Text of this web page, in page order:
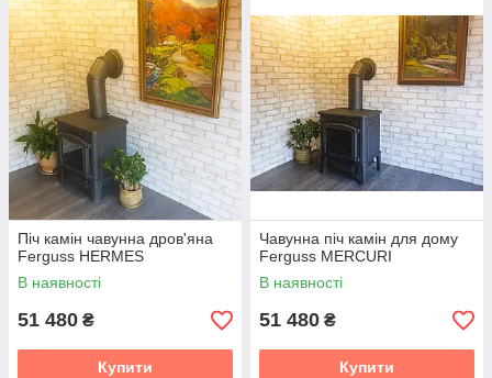
Піч камін чавунна дров'яна
Ferguss HERMES
В наявності
51 480 ₴
Купити
Чавунна піч камін для дому
Ferguss MERCURI
В наявності
51 480 ₴
Купити